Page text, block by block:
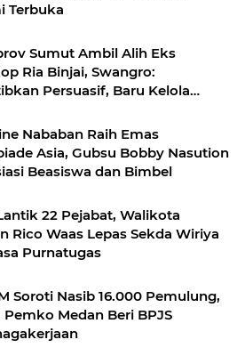
Terbuka
Sumut Ambil Alih Eks
Ria Binjai, Swangro:
Persuasif, Baru Kelola
Nababan Raih Emas
Asia, Gubsu Bobby Nasution
Beasiswa dan Bimbel
22 Pejabat, Walikota
Rico Waas Lepas Sekda Wiriya
Purnatugas
Soroti Nasib 16.000 Pemulung,
Pemko Medan Beri BPJS